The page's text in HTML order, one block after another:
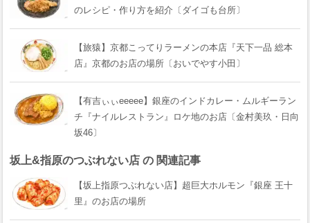
のレシピ・作り方を紹介〔ダイゴも台所〕
【旅猿】京都こってりラーメンの本店『天下一品 総本
店』京都のお店の場所〔おいでやす小田〕
【有吉ぃぃeeeee】銀座のインドカレー・ムルギーラン
チ『ナイルレストラン』ロケ地のお店〔金村美玖・日向
坂46〕
坂上&指原のつぶれない店 の 関連記事
【坂上指原つぶれない店】超巨大ホルモン『銀座 王十
里』のお店の場所